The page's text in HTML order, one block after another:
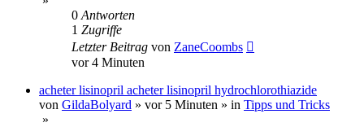
0 Antworten
1 Zugriffe
Letzter Beitrag von ZaneCoombs
vor 4 Minuten
acheter lisinopril acheter lisinopril hydrochlorothiazide
von GildaBolyard » vor 5 Minuten » in Tipps und Tricks
»